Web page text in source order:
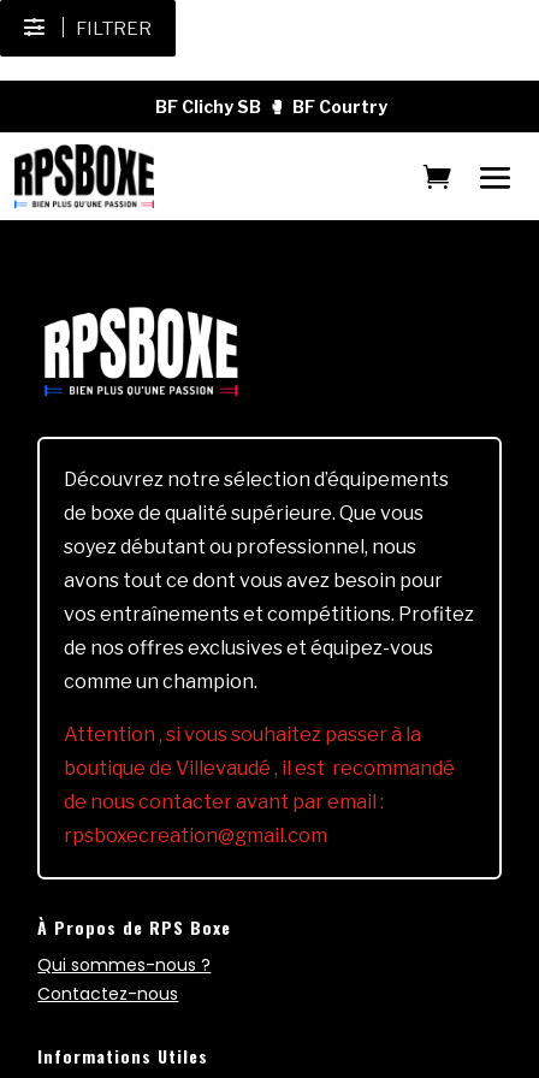
FILTRER
BF Clichy SB 🥊 BF Courtry
Découvrez notre sélection d’équipements
de boxe de qualité supérieure. Que vous
soyez débutant ou professionnel, nous
avons tout ce dont vous avez besoin pour
vos entraînements et compétitions. Profitez
de nos offres exclusives et équipez-vous
comme un champion.
Attention , si vous souhaitez passer à la
boutique de Villevaudé , il est recommandé
de nous contacter avant par email :
rpsboxecreation@gmail.com
À Propos de RPS Boxe
Qui sommes-nous ?
Contactez-nous
Informations Utiles